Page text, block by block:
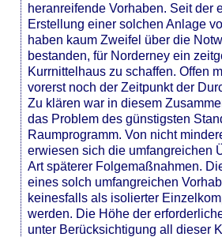
heranreifende Vorhaben. Seit der
Erstellung einer solchen Anlage
haben kaum Zweifel über die
bestanden, für Norderney ein
Kurrnittelhaus zu schaffen. Offen
vorerst noch der Zeitpunkt der
Zu klären war in diesem
das Problem des günstigsten
Raumprogramm. Von nicht
erwiesen sich die umfangreichen
Art späterer Folgemaßnahmen.
eines solch umfangreichen
keinesfalls als isolierter
werden. Die Höhe der
unter Berücksichtigung all dieser